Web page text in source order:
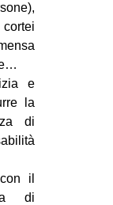
e
la
di
il
di